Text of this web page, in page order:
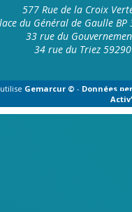
577 Rue de la Croix
du Général de Gaulle BP
33 rue du
34 rue du Triez 59290
utilise Gemarcur © - Données